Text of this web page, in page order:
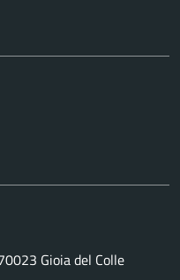
Gioia del Colle